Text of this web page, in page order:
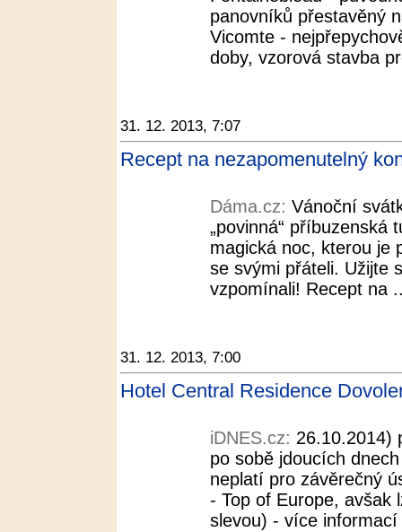
panovníků přestavěný
Vicomte -
doby, vzorová stavba
31. 12. 2013, 7:07
Recept na nezapomenutelný
Dáma.cz: Vánoční
„povinná“ příbuzenská
magická noc, kterou je
se svými přáteli. Užijte
vzpomínali! Recept na
31. 12. 2013, 7:00
Hotel Central Residence
iDNES.cz: 26.10.2014)
po sobě jdoucích
neplatí pro závěrečný
- Top of Europe, avšak
slevou) - více